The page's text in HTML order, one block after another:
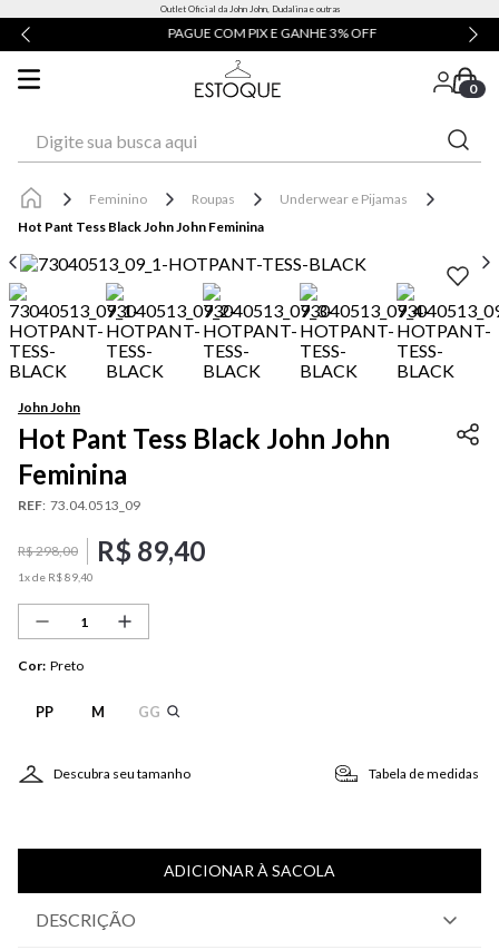
Outlet Oficial da John John, Dudalina e outras
PAGUE COM PIX E GANHE 3% OFF
0
Feminino Roupas
Underwear e Pijamas
Hot Pant Tess Black John John Feminina
John John
Hot Pant Tess Black John John
Feminina
REF: 73.04.0513_09
R$298,00 R$ 89,40
1x de R$8940
Cor: Preto
PP M GG
Descubra seu tamanho Tabela de medidas
ADICIONAR À SACOLA
DESCRIÇÃO